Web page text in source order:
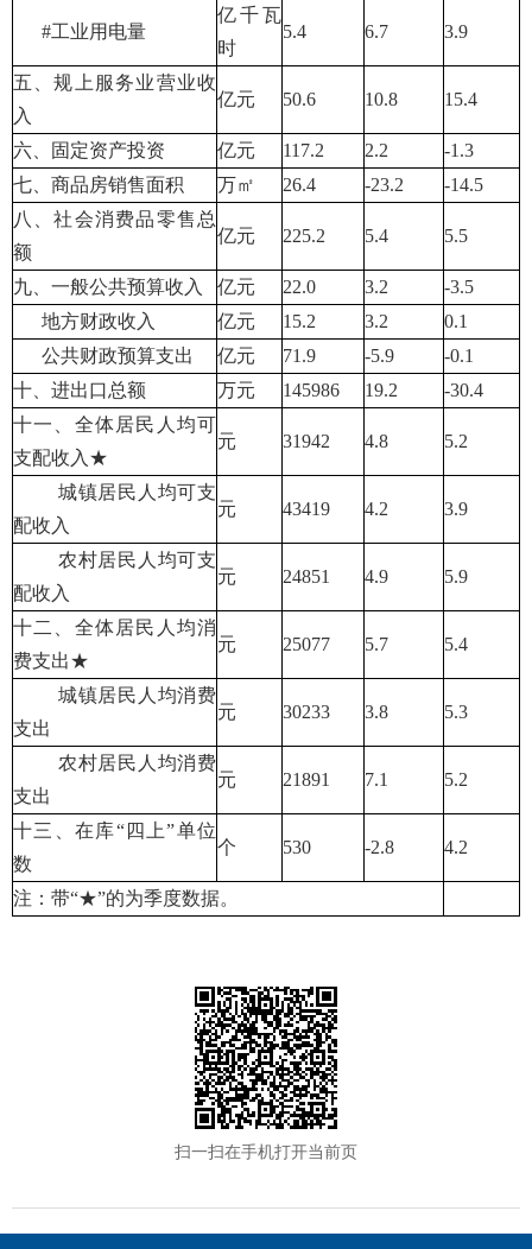
#工业用电量
亿千瓦
时
5.4 6.7 3.9
五、规上服务业营业收
入
亿元 50.6 10.8 15.4
六、固定资产投资 亿元 117.2 2.2
-1.3
七、商品房销售面积
万㎡ 26.4 -23.2
-14.5
八、社会消费品零售总
额
亿元 225.2 5.4 5.5
九、一般公共预算收入 亿元 22.0 3.2
-3.5
地方财政收入
亿元 15.2 3.2
0.1
公共财政预算支出
亿元 71.9 -5.9
-0.1
十、进出口总额
万元 145986 19.2
-30.4
十一、全体居民人均可
支配收入★
元 31942 4.8 5.2
城镇居民人均可支
配收入
元 43419 4.2 3.9
农村居民人均可支
配收入
元 24851 4.9 5.9
十二、全体居民人均消
费支出★
元 25077 5.7 5.4
城镇居民人均消费
支出
元 30233 3.8 5.3
农村居民人均消费
支出
元 21891 7.1 5.2
十三、在库“四上”单位
数
个 530 -2.8 4.2
注：带“★”的为季度数据。
扫一扫在手机打开当前页